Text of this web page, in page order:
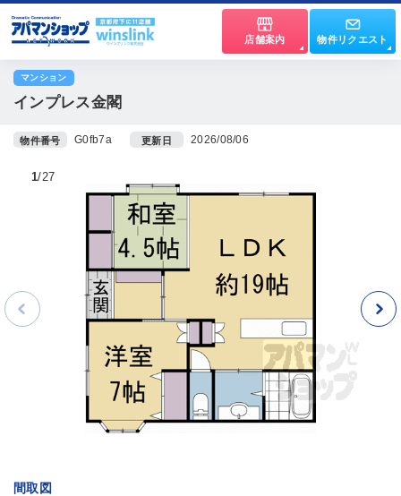
店舗案内 物件リクエスト
マンション
インプレス金閣
物件番号 G0fb7a 更新日 2026/08/06
間取図
1 27